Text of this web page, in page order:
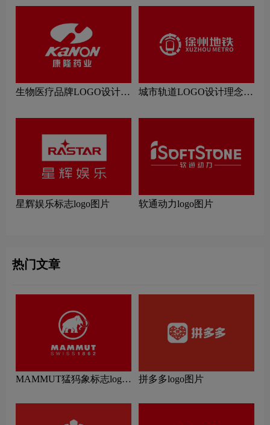
生物医疗品牌LOGO设计理
城市轨道LOGO设计理念解
星辉娱乐标志logo图片 软通动力logo图片
热门文章
MAMMUT猛犸象标志logo
拼多多logo图片